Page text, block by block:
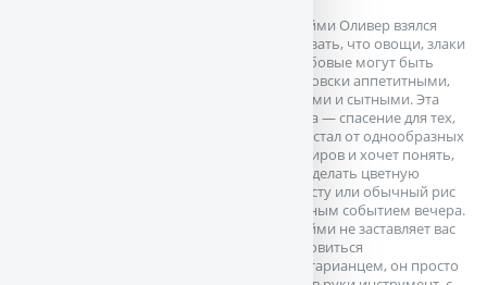
Джейми Оливер взялся
доказать, что овощи, злаки
и бобовые могут быть
чертовски аппетитными,
яркими и сытными. Эта
книга — спасение для тех,
кто устал от однообразных
гарниров и хочет понять,
как сделать цветную
капусту или обычный рис
главным событием вечера.
Джейми не заставляет вас
становиться
вегетарианцем, он просто